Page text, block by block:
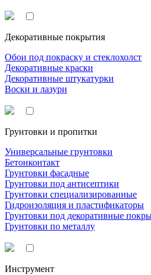
Декоративные покрытия
Обои под покраску и стеклохолст
Декоративные краски
Декоративные штукатурки
Воски и лазури
Грунтовки и пропитки
Универсальные грунтовки
Бетонконтакт
Грунтовки фасадные
Грунтовки под антисептики
Грунтовки специализированные
Гидроизоляция и пластификаторы
Грунтовки под декоративные
Грунтовки по металлу
Инструмент